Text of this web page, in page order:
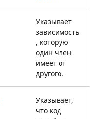
Указывает
зависимость
, которую
один член
имеет от
другого.
Указывает,
что код